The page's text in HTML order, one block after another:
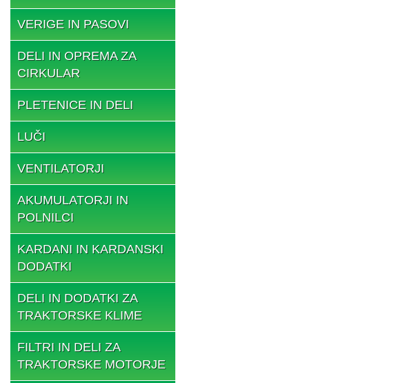
VERIGE IN PASOVI
DELI IN OPREMA ZA
CIRKULAR
PLETENICE IN DELI
LUČI
VENTILATORJI
AKUMULATORJI IN
POLNILCI
KARDANI IN KARDANSKI
DODATKI
DELI IN DODATKI ZA
TRAKTORSKE KLIME
FILTRI IN DELI ZA
TRAKTORSKE MOTORJE